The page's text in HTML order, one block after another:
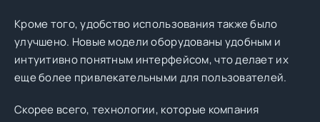
Кроме того, удобство использования также было
улучшено. Новые модели оборудованы удобным и
интуитивно понятным интерфейсом, что делает их
еще более привлекательными для пользователей.
Скорее всего, технологии, которые компания